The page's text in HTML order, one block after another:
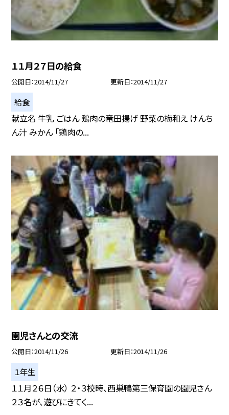
１１月２７日の給食
公開日 2014/11/27 更新日 2014/11/27
給食
献立名 牛乳 ごはん 鶏肉の竜田揚げ 野菜の梅和え けんち
ん汁 みかん 「鶏肉の...
園児さんとの交流
公開日 2014/11/26 更新日 2014/11/26
１年生
１１月２６日（水） ２・３校時、西巣鴨第三保育園の園児さん
２３名が、遊びにきてく...